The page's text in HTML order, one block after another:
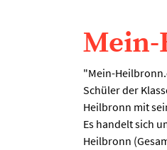
"Mein-
Schüler der
Heilbronn mit
Es handelt sich
Heilbronn